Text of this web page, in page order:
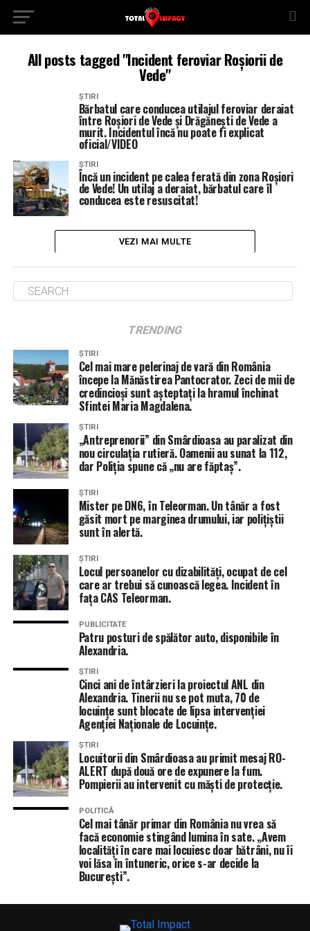
All posts tagged "Incident feroviar Roșiorii de
Vede"
ȘTIRI
Bărbatul care conducea utilajul feroviar deraiat
între Roșiori de Vede și Drăgănești de Vede a
murit. Incidentul încă nu poate fi explicat
oficial/VIDEO
ȘTIRI
Încă un incident pe calea ferată din zona Roșiori
de Vede! Un utilaj a deraiat, bărbatul care îl
conducea este resuscitat!
VEZI MAI MULTE
TRENDING
ȘTIRI
Cel mai mare pelerinaj de vară din România
începe la Mănăstirea Pantocrator. Zeci de mii de
credincioși sunt așteptați la hramul închinat
Sfintei Maria Magdalena.
ȘTIRI
„Antreprenorii” din Smârdioasa au paralizat din
nou circulația rutieră. Oamenii au sunat la 112,
dar Poliția spune că „nu are făptaș”.
ȘTIRI
Mister pe DN6, în Teleorman. Un tânăr a fost
găsit mort pe marginea drumului, iar polițiștii
sunt în alertă.
ȘTIRI
Locul persoanelor cu dizabilități, ocupat de cel
care ar trebui să cunoască legea. Incident în
fața CAS Teleorman.
PUBLICITATE
Patru posturi de spălător auto, disponibile în
Alexandria.
ȘTIRI
Cinci ani de întârzieri la proiectul ANL din
Alexandria. Tinerii nu se pot muta, 70 de
locuințe sunt blocate de lipsa intervenției
Agenției Naționale de Locuințe.
ȘTIRI
Locuitorii din Smârdioasa au primit mesaj RO-
ALERT după două ore de expunere la fum.
Pompierii au intervenit cu măști de protecție.
POLITICĂ
Cel mai tânăr primar din România nu vrea să
facă economie stingând lumina în sate. „Avem
localități în care mai locuiesc doar bătrâni, nu îi
voi lăsa în întuneric, orice s-ar decide la
București”.